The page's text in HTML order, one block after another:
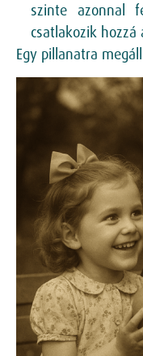
szinte azonnal
csatlakozik hozzá
Egy pillanatra